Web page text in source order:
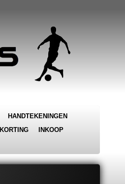
HANDTEKENINGEN
KORTING
INKOOP